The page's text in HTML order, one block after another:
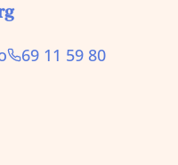
69 11 59 80